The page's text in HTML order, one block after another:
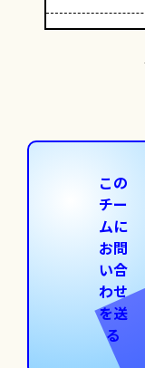
この
チー
ムに
お問
い合
わせ
を送
る